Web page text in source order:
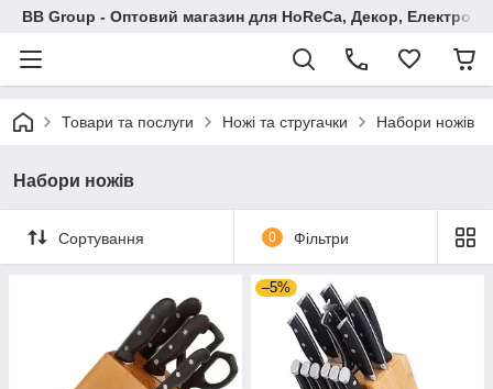
BB Group - Оптовий магазин для HoReCa, Декор,
Товари та послуги Ножі та стругачки Набори ножів
Набори ножів
Сортування 0 Фільтри
–5%